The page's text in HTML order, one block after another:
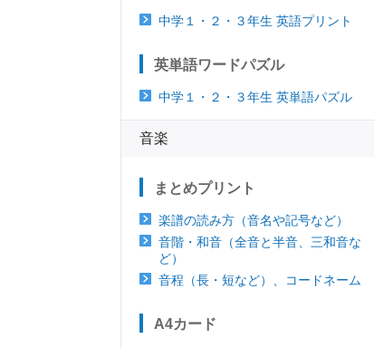
中学１・２・３年生 英語プリント
英単語ワードパズル
中学１・２・３年生 英単語パズル
音楽
まとめプリント
楽譜の読み方（音名や記号など）
音階・和音（全音と半音、三和音な
ど）
音程（長・短など）、コードネーム
A4カード